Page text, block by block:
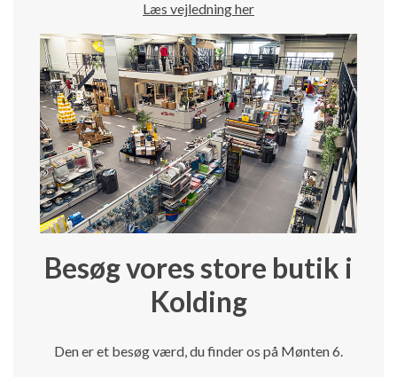
Læs vejledning her
Besøg vores store butik i
Kolding
Den er et besøg værd, du finder os på Mønten 6.